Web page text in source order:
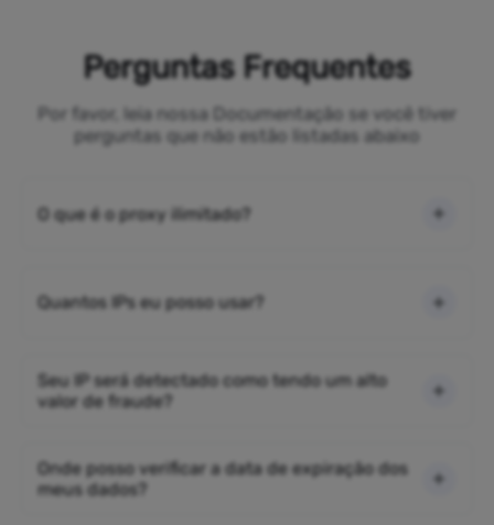
Perguntas Frequentes
Por favor, leia nossa Documentação se você tiver
perguntas que não estão listadas abaixo
O que é o proxy ilimitado?
Quantos IPs eu posso usar?
Seu IP será detectado como tendo um alto
valor de fraude?
Onde posso verificar a data de expiração dos
meus dados?